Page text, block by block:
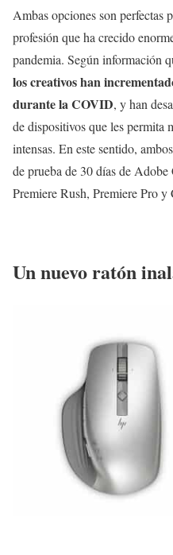
Ambas opciones son perfectas
profesión que ha crecido
pandemia. Según información
los creativos han
durante la COVID, y han
de dispositivos que les permita
intensas. En este sentido,
de prueba de 30 días de
Premiere Rush, Premiere Pro
Un nuevo ratón